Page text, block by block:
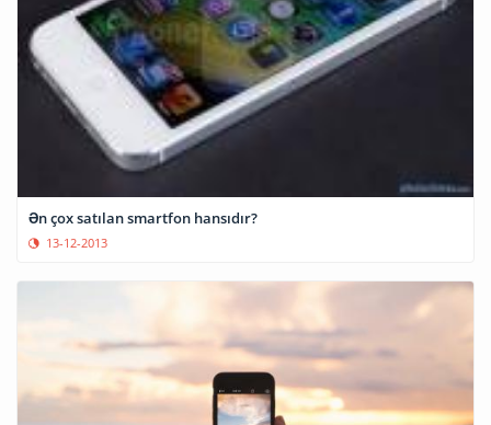
Ən çox satılan smartfon hansıdır?
13-12-2013